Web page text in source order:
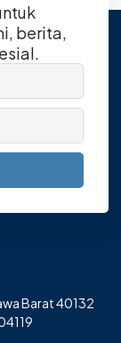
berita,
Barat 40132